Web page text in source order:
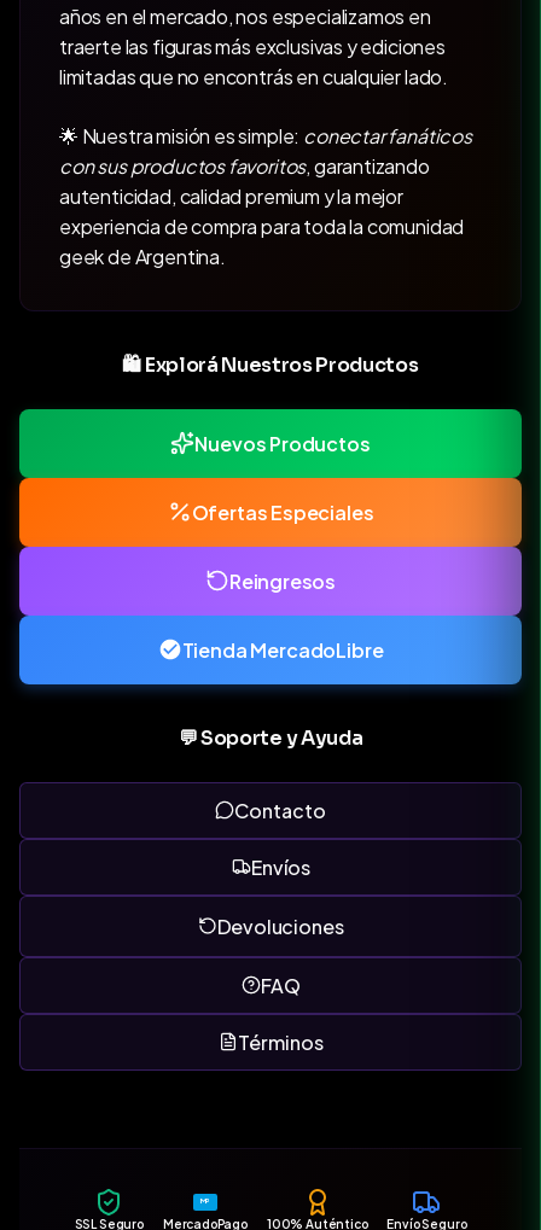
años en el mercado, nos especializamos en
traerte las figuras más exclusivas y ediciones
limitadas que no encontrás en cualquier lado.
🌟 Nuestra misión es simple: conectar fanáticos
con sus productos favoritos, garantizando
autenticidad, calidad premium y la mejor
experiencia de compra para toda la comunidad
geek de Argentina.
🛍️ Explorá Nuestros Productos
Nuevos Productos
Ofertas Especiales
Reingresos
Tienda MercadoLibre
💬 Soporte y Ayuda
Contacto
Envíos
Devoluciones
FAQ
Términos
SSL Seguro
MP
MercadoPago 100% Auténtico Envío Seguro